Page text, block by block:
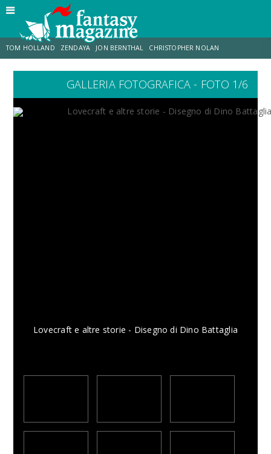
TOM HOLLAND ZENDAYA JON BERNTHAL CHRISTOPHER NOLAN
LUCCA COMICS & GAMES ODISSEA MARK RUFFALO
GALLERIA FOTOGRAFICA - FOTO 1/6
Lovecraft e altre storie - Disegno di Dino Battaglia